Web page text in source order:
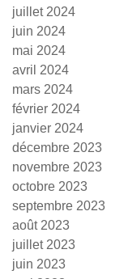
juillet 2024
juin 2024
mai 2024
avril 2024
mars 2024
février 2024
janvier 2024
décembre 2023
novembre 2023
octobre 2023
septembre 2023
août 2023
juillet 2023
juin 2023